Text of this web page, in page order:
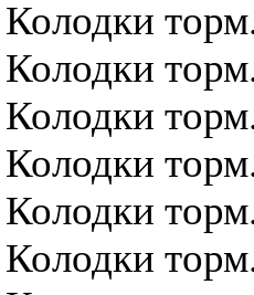
Колодки
Колодки
Колодки